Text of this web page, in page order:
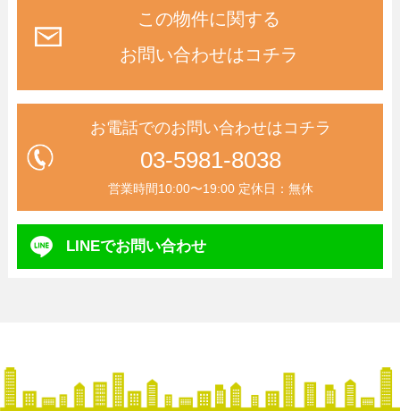
この物件に関する
お問い合わせはコチラ
お電話でのお問い合わせはコチラ
03-5981-8038
営業時間10:00〜19:00 定休日：無休
LINEでお問い合わせ